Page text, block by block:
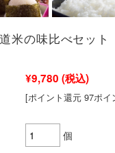
米の味比べセット
¥9,780 (税込)
[ポイント還元 97ポイ
個